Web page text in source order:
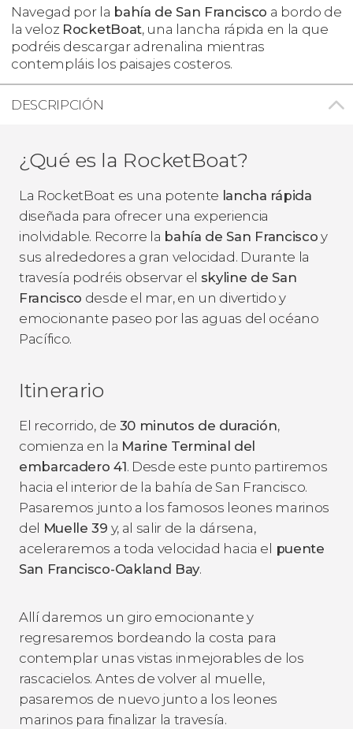
Navegad por la bahía de San Francisco a bordo de
la veloz RocketBoat, una lancha rápida en la que
podréis descargar adrenalina mientras
contempláis los paisajes costeros.
DESCRIPCIÓN
¿Qué es la RocketBoat?
La RocketBoat es una potente lancha rápida
diseñada para ofrecer una experiencia
inolvidable. Recorre la bahía de San Francisco y
sus alrededores a gran velocidad. Durante la
travesía podréis observar el skyline de San
Francisco desde el mar, en un divertido y
emocionante paseo por las aguas del océano
Pacífico.
Itinerario
El recorrido, de 30 minutos de duración,
comienza en la Marine Terminal del
embarcadero 41. Desde este punto partiremos
hacia el interior de la bahía de San Francisco.
Pasaremos junto a los famosos leones marinos
del Muelle 39 y, al salir de la dársena,
aceleraremos a toda velocidad hacia el puente
San Francisco-Oakland Bay.
Allí daremos un giro emocionante y
regresaremos bordeando la costa para
contemplar unas vistas inmejorables de los
rascacielos. Antes de volver al muelle,
pasaremos de nuevo junto a los leones
marinos para finalizar la travesía.